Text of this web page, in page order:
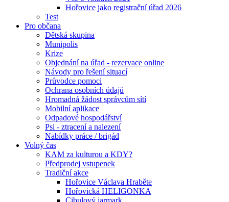
Hořovice jako registrační úřad 2026
Test
Pro občana
Dětská skupina
Munipolis
Krize
Objednání na úřad - rezervace online
Návody pro řešení situací
Průvodce pomoci
Ochrana osobních údajů
Hromadná žádost správcům sítí
Mobilní aplikace
Odpadové hospodářství
Psi - ztracení a nalezení
Nabídky práce / brigád
Volný čas
KAM za kulturou a KDY?
Předprodej vstupenek
Tradiční akce
Hořovice Václava Hraběte
Hořovická HELIGONKA
Cibulový jarmark